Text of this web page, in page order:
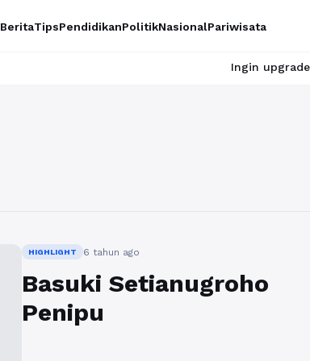
BeritaTipsPendidikanPolitikNasionalPariwisata
Ingin upgrade skill
HIGHLIGHT 6 tahun ago
Basuki Setianugroho
Penipu